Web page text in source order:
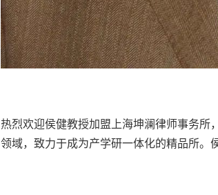
热烈欢迎侯健教授加盟上海坤澜律师事务所
领域，致力于成为产学研一体化的精品所。